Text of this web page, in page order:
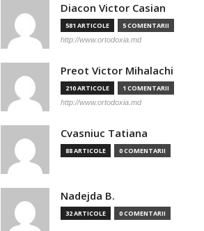
Diacon Victor Casian
581 ARTICOLE 5 COMENTARII
http://www.ortodoxia.md
Preot Victor Mihalachi
210 ARTICOLE 1 COMENTARII
http://www.ortodoxia.md
Cvasniuc Tatiana
88 ARTICOLE 0 COMENTARII
Nadejda B.
32 ARTICOLE 0 COMENTARII